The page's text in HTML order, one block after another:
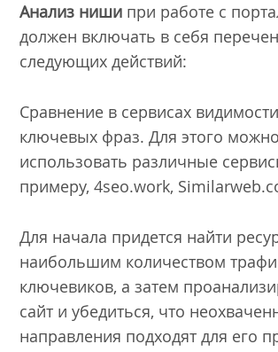
Анализ ниши при работе с
должен включать в себя
следующих действий:
Сравнение в сервисах
ключевых фраз. Для этого можно
использовать различные
примеру, 4seo.work,
Для начала придется найти
наибольшим количеством
ключевиков, а затем
сайт и убедиться, что
направления подходят для его